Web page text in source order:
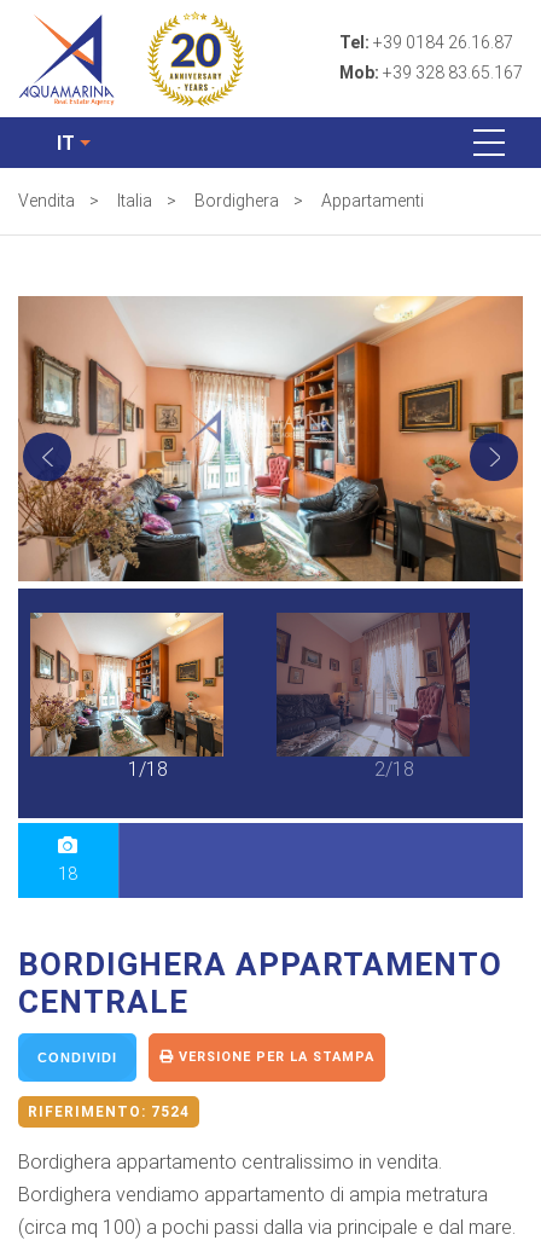
Tel: +39 0184 26.16.87
Mob: +39 328 83.65.167
IT
Vendita > Italia > Bordighera > Appartamenti
1/18 2/18
18
BORDIGHERA APPARTAMENTO
CENTRALE
CONDIVIDI VERSIONE PER LA STAMPA
RIFERIMENTO: 7524
Bordighera appartamento centralissimo in vendita.
Bordighera vendiamo appartamento di ampia metratura
(circa mq 100) a pochi passi dalla via principale e dal mare.